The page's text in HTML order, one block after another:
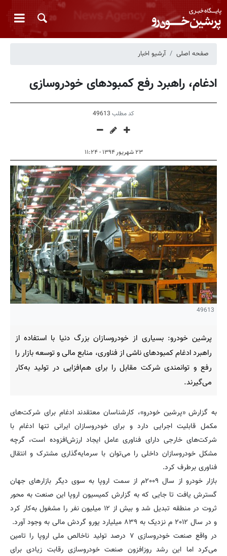
صفحه اصلی آرشیو اخبار
ادغام، راهبرد رفع کمبودهای خودروسازی
کد مطلب 49613
۲۳ شهریور ۱۳۹۴ - ۱۱:۲۴
49613
پرشین خودرو: بسیاری از خودروسازان بزرگ دنیا با استفاده از
راهبرد ادغام کمبودهای ناشی از فناوری، منابع مالی و توسعه بازار را
رفع و توانمندی شرکت مقابل را برای هم‌افزایی در تولید به‌کار
می‌گیرند.
به گزارش «پرشین خودرو»، کارشناسان معتقدند ادغام برای شرکت‌های
مکمل قابلیت اجرایی دارد و برای خودروسازان ایرانی تنها ادغام با
شرکت‌های خارجی دارای فناوری عامل ایجاد ارزش‌افزوده است، گرچه
مشکل خودروسازان داخلی را می‌توان با سرمایه‌گذاری مشترک و انتقال
فناوری برطرف کرد.
بازار خودرو از سال ۲۰۰۹م از سمت اروپا به سوی دیگر بازارهای جهان
گسترش یافت تا جایی که به گزارش کمیسیون اروپا این صنعت به محور
ثروت در منطقه تبدیل شد و بیش از ۱۲ میلیون نفر را مشغول به‌کار کرد
و در سال ۲۰۱۲ م نزدیک به ۸۳۹ میلیارد یورو گردش مالی به وجود آورد.
در واقع صنعت خودروسازی ۷ درصد تولید ناخالص ملی اروپا را تامین
می‌کرد اما این رشد روزافزون صنعت خودروسازی رقابت زیادی برای